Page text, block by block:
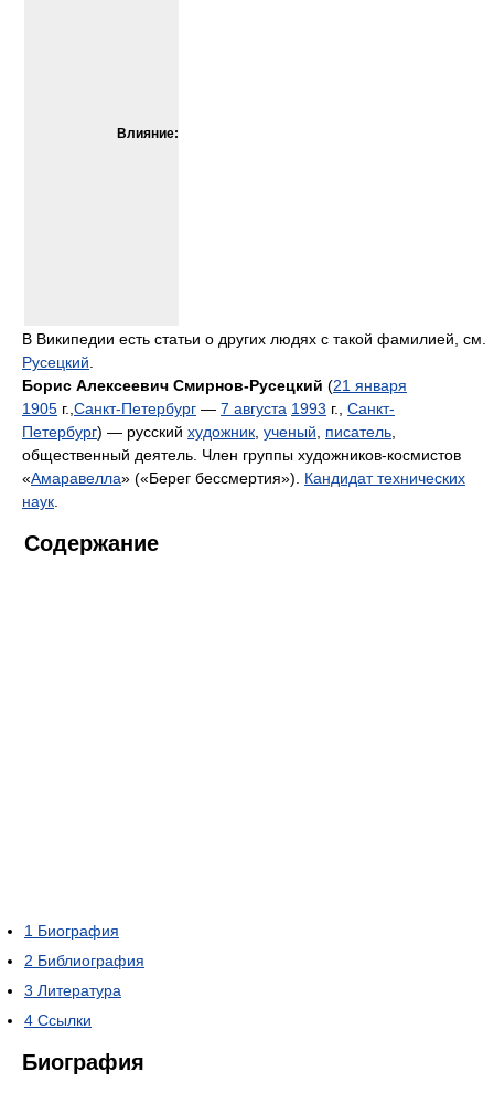
Влияние:
В Википедии есть статьи о других людях с такой фамилией, см.
Русецкий
Борис Алексеевич Смирнов-Русецкий (21 января
1905 г., Санкт-Петербург — 7 августа 1993 г., Санкт-
Петербург) — русский художник ученый писатель
общественный деятель. Член группы художников-космистов
«Амаравелла» («Берег бессмертия»). Кандидат технических
наук
Содержание
1 Биография
2 Библиография
3 Литература
4 Ссылки
Биография